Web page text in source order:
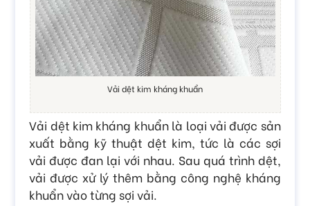
Vải dệt kim kháng khuẩn
Vải dệt kim kháng khuẩn là loại vải được sản
xuất bằng kỹ thuật dệt kim, tức là các sợi
vải được đan lại với nhau. Sau quá trình dệt,
vải được xử lý thêm bằng công nghệ kháng
khuẩn vào từng sợi vải.